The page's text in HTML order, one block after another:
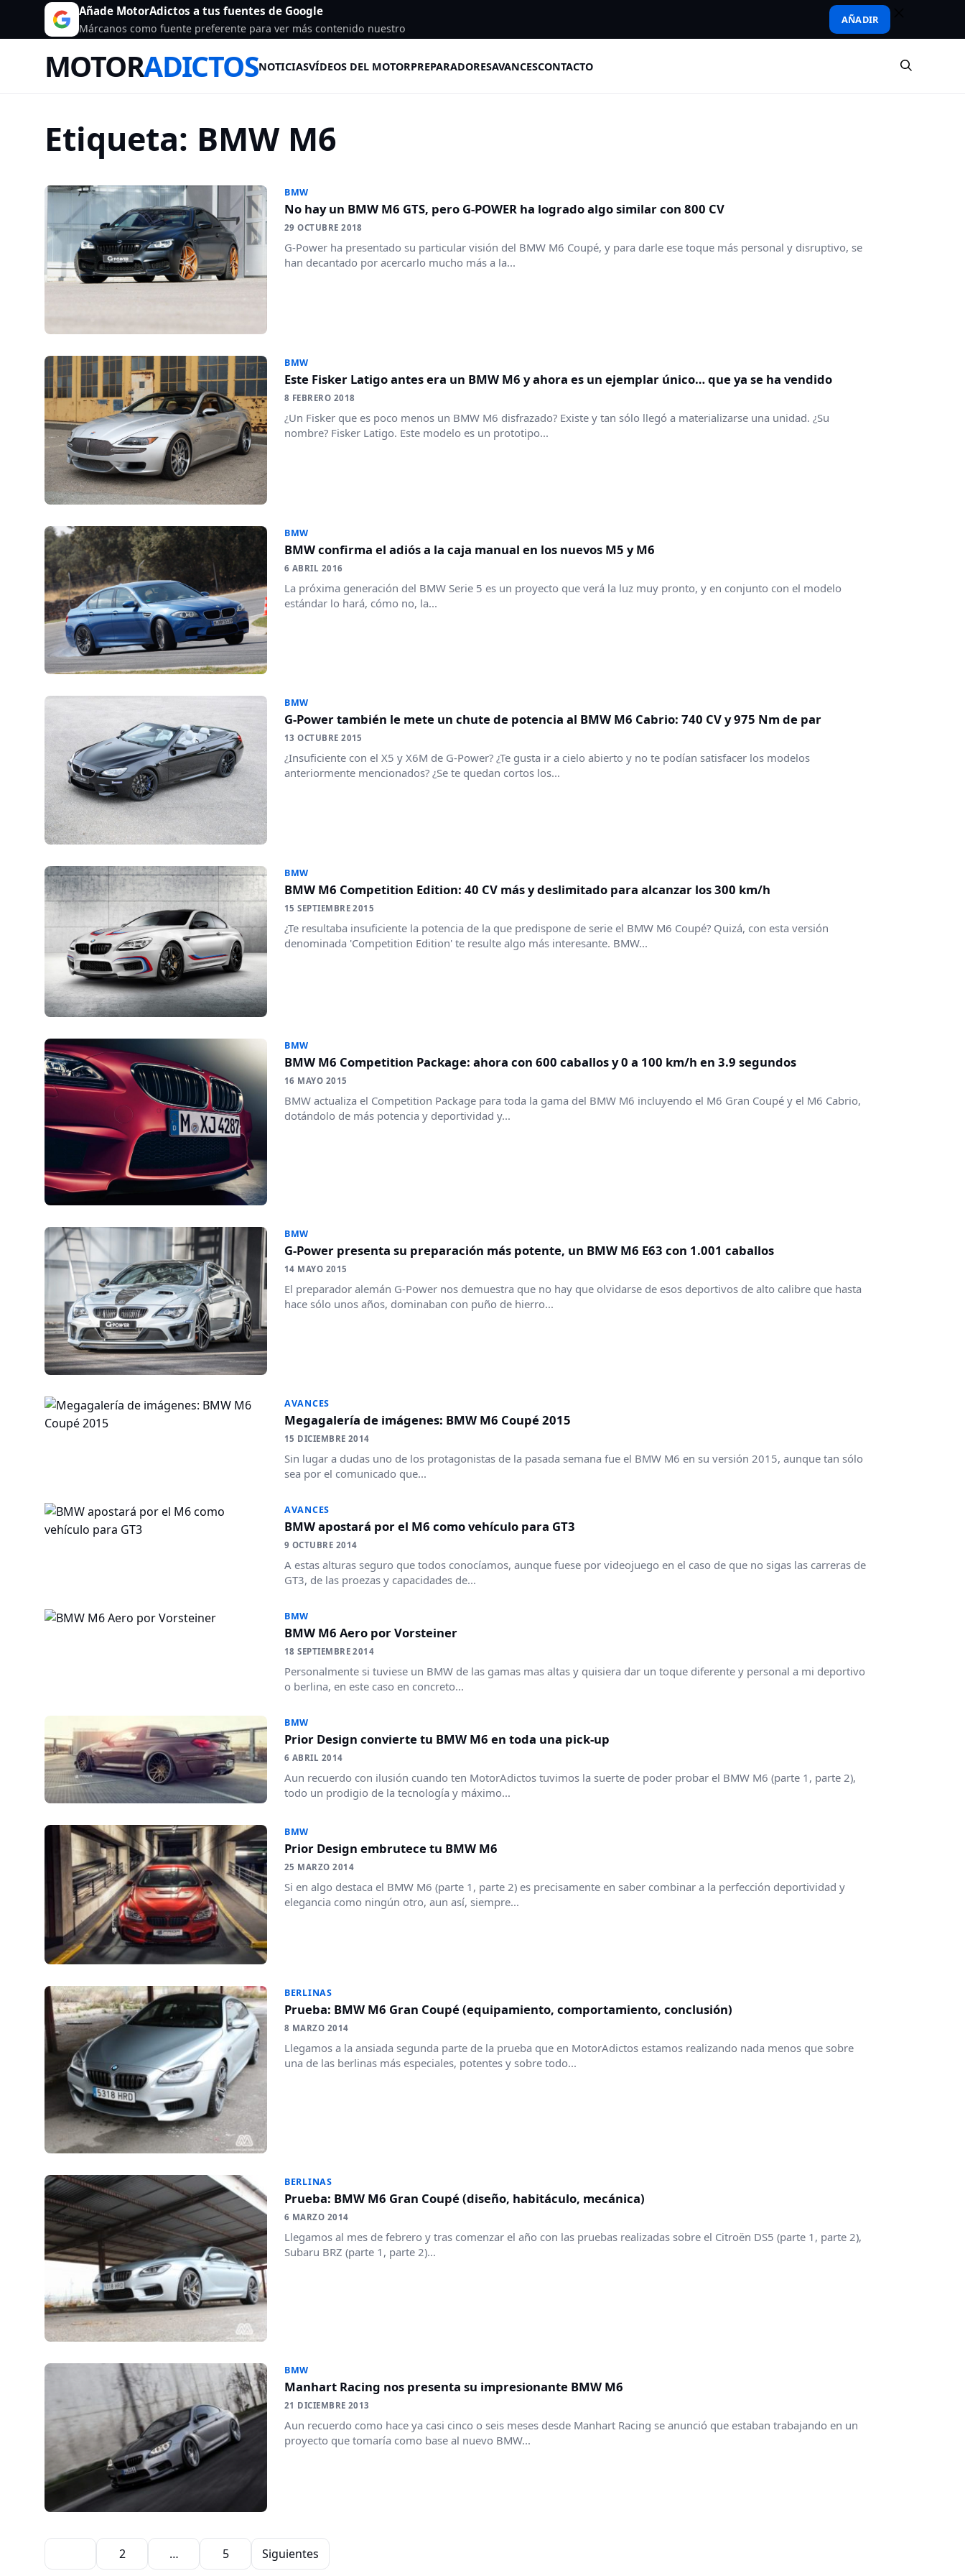
Añade MotorAdictos a tus fuentes de Google
Márcanos como fuente preferente para ver más contenido nuestro
AÑADIR
MOTORADICTOSNOTICIASVÍDEOS DEL MOTORPREPARADORESAVANCESCONTACTO
Etiqueta: BMW M6
BMW
No hay un BMW M6 GTS, pero G-POWER ha logrado algo similar con 800 CV
29 OCTUBRE 2018
G-Power ha presentado su particular visión del BMW M6 Coupé, y para darle ese toque más personal y disruptivo, se
han decantado por acercarlo mucho más a la...
BMW
Este Fisker Latigo antes era un BMW M6 y ahora es un ejemplar único… que ya se ha vendido
8 FEBRERO 2018
¿Un Fisker que es poco menos un BMW M6 disfrazado? Existe y tan sólo llegó a materializarse una unidad. ¿Su
nombre? Fisker Latigo. Este modelo es un prototipo...
BMW
BMW confirma el adiós a la caja manual en los nuevos M5 y M6
6 ABRIL 2016
La próxima generación del BMW Serie 5 es un proyecto que verá la luz muy pronto, y en conjunto con el modelo
estándar lo hará, cómo no, la...
BMW
G-Power también le mete un chute de potencia al BMW M6 Cabrio: 740 CV y 975 Nm de par
13 OCTUBRE 2015
¿Insuficiente con el X5 y X6M de G-Power? ¿Te gusta ir a cielo abierto y no te podían satisfacer los modelos
anteriormente mencionados? ¿Se te quedan cortos los...
BMW
BMW M6 Competition Edition: 40 CV más y deslimitado para alcanzar los 300 km/h
15 SEPTIEMBRE 2015
¿Te resultaba insuficiente la potencia de la que predispone de serie el BMW M6 Coupé? Quizá, con esta versión
denominada 'Competition Edition' te resulte algo más interesante. BMW...
BMW
BMW M6 Competition Package: ahora con 600 caballos y 0 a 100 km/h en 3.9 segundos
16 MAYO 2015
BMW actualiza el Competition Package para toda la gama del BMW M6 incluyendo el M6 Gran Coupé y el M6 Cabrio,
dotándolo de más potencia y deportividad y...
BMW
G-Power presenta su preparación más potente, un BMW M6 E63 con 1.001 caballos
14 MAYO 2015
El preparador alemán G-Power nos demuestra que no hay que olvidarse de esos deportivos de alto calibre que hasta
hace sólo unos años, dominaban con puño de hierro...
AVANCES
Megagalería de imágenes: BMW M6 Coupé 2015
15 DICIEMBRE 2014
Sin lugar a dudas uno de los protagonistas de la pasada semana fue el BMW M6 en su versión 2015, aunque tan sólo
sea por el comunicado que...
AVANCES
BMW apostará por el M6 como vehículo para GT3
9 OCTUBRE 2014
A estas alturas seguro que todos conocíamos, aunque fuese por videojuego en el caso de que no sigas las carreras de
GT3, de las proezas y capacidades de...
BMW
BMW M6 Aero por Vorsteiner
18 SEPTIEMBRE 2014
Personalmente si tuviese un BMW de las gamas mas altas y quisiera dar un toque diferente y personal a mi deportivo
o berlina, en este caso en concreto...
BMW
Prior Design convierte tu BMW M6 en toda una pick-up
6 ABRIL 2014
Aun recuerdo con ilusión cuando ten MotorAdictos tuvimos la suerte de poder probar el BMW M6 (parte 1, parte 2),
todo un prodigio de la tecnología y máximo...
BMW
Prior Design embrutece tu BMW M6
25 MARZO 2014
Si en algo destaca el BMW M6 (parte 1, parte 2) es precisamente en saber combinar a la perfección deportividad y
elegancia como ningún otro, aun así, siempre...
BERLINAS
Prueba: BMW M6 Gran Coupé (equipamiento, comportamiento, conclusión)
8 MARZO 2014
Llegamos a la ansiada segunda parte de la prueba que en MotorAdictos estamos realizando nada menos que sobre
una de las berlinas más especiales, potentes y sobre todo...
BERLINAS
Prueba: BMW M6 Gran Coupé (diseño, habitáculo, mecánica)
6 MARZO 2014
Llegamos al mes de febrero y tras comenzar el año con las pruebas realizadas sobre el Citroën DS5 (parte 1, parte 2),
Subaru BRZ (parte 1, parte 2)...
BMW
Manhart Racing nos presenta su impresionante BMW M6
21 DICIEMBRE 2013
Aun recuerdo como hace ya casi cinco o seis meses desde Manhart Racing se anunció que estaban trabajando en un
proyecto que tomaría como base al nuevo BMW...
Paginación de entradas
2 … 5 Siguientes